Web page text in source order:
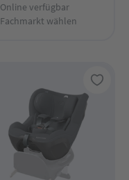
Online verfügbar
Fachmarkt wählen